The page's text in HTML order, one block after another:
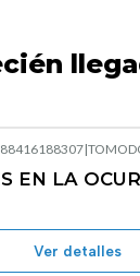
|
EN LA
Ver detalles